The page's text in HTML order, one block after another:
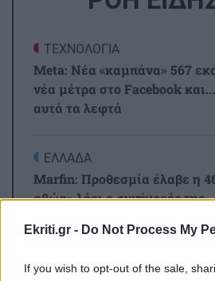
Ekriti.gr - Do Not Process My
If you wish to opt-out of the sale,
ΤΕΧΝΟΛΟΓΙΑ
Meta: Νέα «καμπάνα» 567
νέα μέτρα στο Facebook
αυτά τα λεφτά
ΕΛΛΑΔΑ
Marfin: Προθεσμία έλαβε η
αθώα» λέει ο συνήγορός της
Δήμας από Καστέλλι: Στόχος